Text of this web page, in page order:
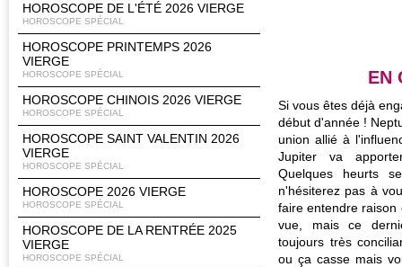
HOROSCOPE DE L'ÉTÉ 2026 VIERGE
HOROSCOPE SPÉCIAL
HOROSCOPE PRINTEMPS 2026
VIERGE
HOROSCOPE SPÉCIAL
HOROSCOPE CHINOIS 2026 VIERGE
HOROSCOPE SPÉCIAL
HOROSCOPE SAINT VALENTIN 2026
VIERGE
HOROSCOPE SPÉCIAL
HOROSCOPE 2026 VIERGE
HOROSCOPE SPÉCIAL
HOROSCOPE DE LA RENTRÉE 2025
VIERGE
HOROSCOPE SPÉCIAL
EN
Si vous êtes déjà
début d'année !
union allié à
Jupiter va
Quelques heurts
n'hésiterez pas à
faire entendre raison
vue, mais ce
toujours très
ou ça casse mais